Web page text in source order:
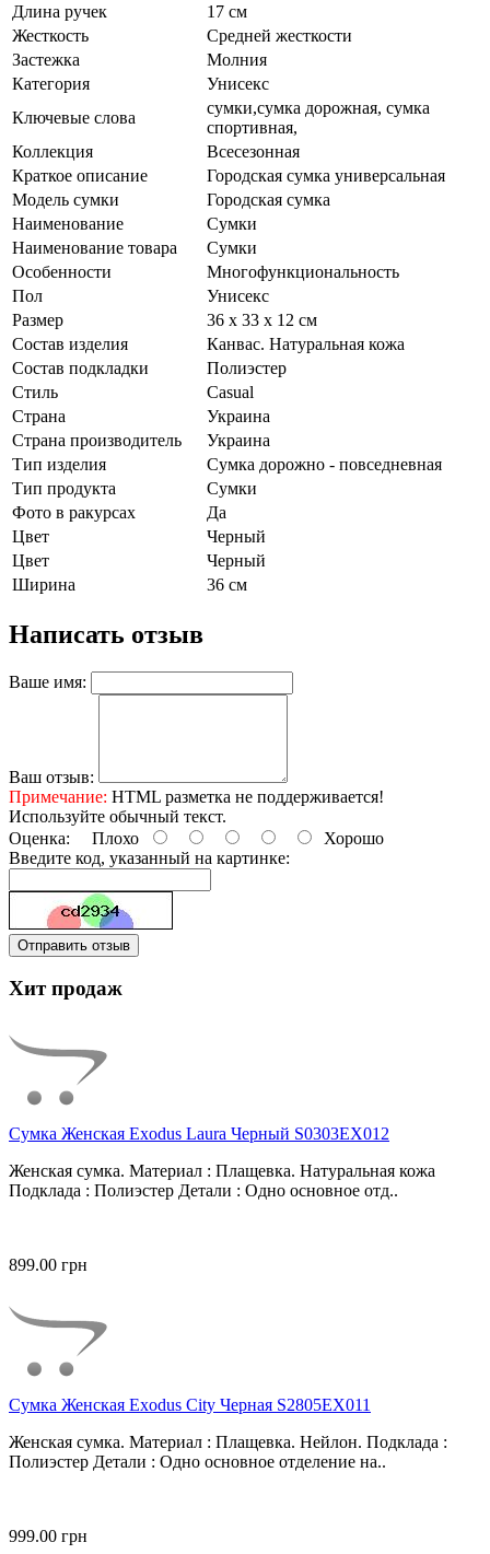
Длина ручек
17 см
Жесткость
Средней жесткости
Застежка
Молния
Категория
Унисекс
Ключевые слова
сумки,сумка дорожная, сумка
спортивная,
Коллекция
Всесезонная
Краткое описание
Городская сумка универсальная
Модель сумки
Городская сумка
Наименование
Сумки
Наименование товара
Сумки
Особенности
Многофункциональность
Пол
Унисекс
Размер
36 х 33 х 12 см
Состав изделия
Канвас. Натуральная кожа
Состав подкладки
Полиэстер
Стиль
Casual
Страна
Украина
Страна производитель
Украина
Тип изделия
Сумка дорожно - повседневная
Тип продукта
Сумки
Фото в ракурсах
Да
Цвет
Черный
Цвет
Черный
Ширина
36 см
Написать отзыв
Ваше имя:
Ваш отзыв:
Примечание: HTML разметка не поддерживается!
Используйте обычный текст.
Оценка: Плохо
Хорошо
Введите код, указанный на картинке:
Отправить отзыв
Хит продаж
Сумка Женская Exodus Laura Черный S0303EX012
Женская сумка. Материал : Плащевка. Натуральная кожа
Подклада : Полиэстер Детали : Одно основное отд..
899.00 грн
Сумка Женская Exodus City Черная S2805EX011
Женская сумка. Материал : Плащевка. Нейлон. Подклада :
Полиэстер Детали : Одно основное отделение на..
999.00 грн